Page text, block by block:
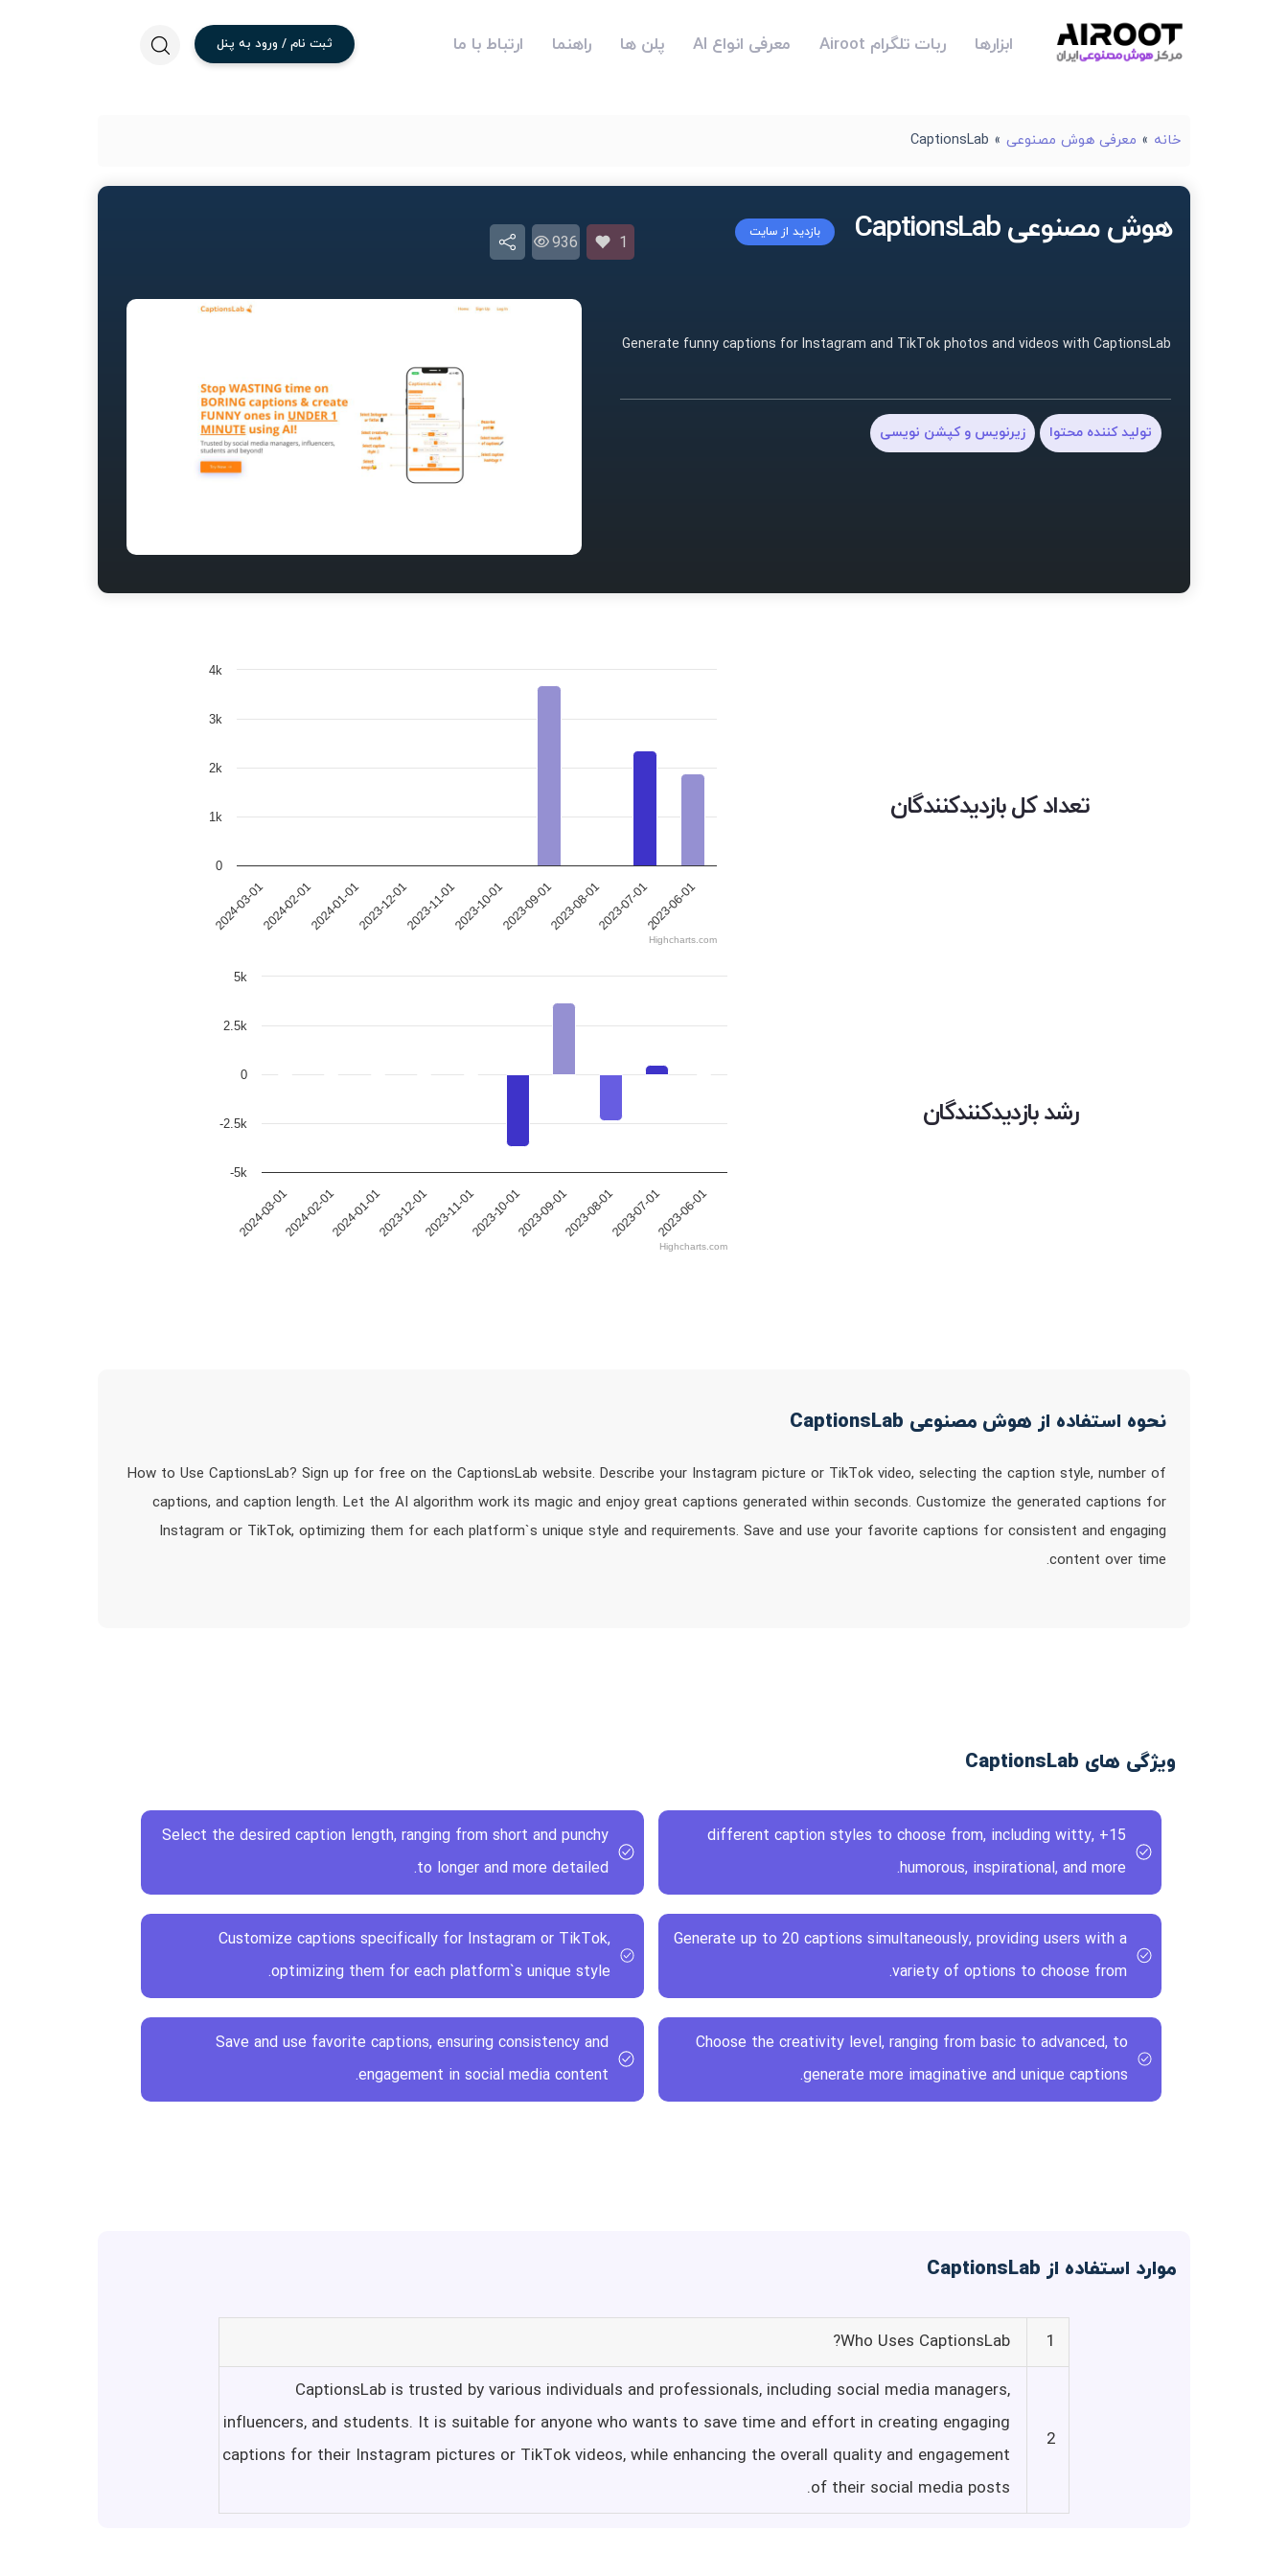
ابزارها ربات تلگرام Airoot معرفی انواع AI پلن ها راهنما ارتباط با ما ثبت نام / ورود به پنل
خانه » معرفی هوش مصنوعی »
CaptionsLab
هوش مصنوعی CaptionsLab بازدید از سایت
1
936
Generate funny captions for Instagram and TikTok photos and videos with CaptionsLab
تولید کننده محتوا زیرنویس و کپشن نویسی
تعداد کل بازدیدکنندگان
2024-03-012024-02-012024-01-012023-12-012023-11-012023-10-012023-09-012023-08-012023-07-012023-06-01
0
1k
2k
3k
4k
Highcharts.com
رشد بازدیدکنندگان
2024-03-012024-02-012024-01-012023-12-012023-11-012023-10-012023-09-012023-08-012023-07-012023-06-01
-5k
-2.5k
0
2.5k
5k
Highcharts.com
نحوه استفاده از هوش مصنوعی CaptionsLab
How to Use CaptionsLab? Sign up for free on the CaptionsLab website. Describe your Instagram picture or TikTok video, selecting the caption style, number of
captions, and caption length. Let the AI algorithm work its magic and enjoy great captions generated within seconds. Customize the generated captions for
Instagram or TikTok, optimizing them for each platform`s unique style and requirements. Save and use your favorite captions for consistent and engaging
content over time.
ویژگی های CaptionsLab
15+ different caption styles to choose from, including witty,
humorous, inspirational, and more.
Select the desired caption length, ranging from short and punchy
to longer and more detailed.
Generate up to 20 captions simultaneously, providing users with a
variety of options to choose from.
Customize captions specifically for Instagram or TikTok,
optimizing them for each platform`s unique style.
Choose the creativity level, ranging from basic to advanced, to
generate more imaginative and unique captions.
Save and use favorite captions, ensuring consistency and
engagement in social media content.
موارد استفاده از CaptionsLab
1
Who Uses CaptionsLab?
2
CaptionsLab is trusted by various individuals and professionals, including social media managers,
influencers, and students. It is suitable for anyone who wants to save time and effort in creating engaging
captions for their Instagram pictures or TikTok videos, while enhancing the overall quality and engagement
of their social media posts.